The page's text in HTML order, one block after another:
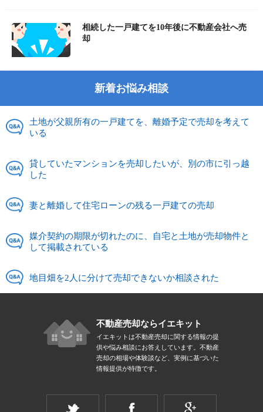
相続した一戸建てを10年後に不動産会社へ売
却
新着お悩み相談
土地が父親所有の一戸建てを、離婚予定で売却を考えて
いる
貸していたマンションを売却したいが、別の市に引っ越
した
妻と離婚して住宅ローンの残る一戸建ての売却
媒介契約の期限が切れたのに、自宅と土地が売却物件と
して掲載されている
地目畑を2人に分けて売却できないか相談された
不動産売却ならイエキット
イエキットは不動産売却に関する情報の提
供や悩み相談にお答えしています。不動産
売却の相場や体験談など、実例に基づいた
情報提供が特徴です。